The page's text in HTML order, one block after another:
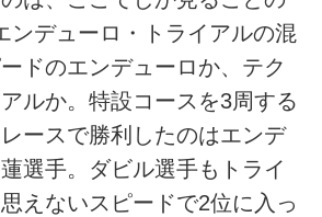
ンデューロ・トライアルの混
ドのエンデューロか、テク
ルか。特設コースを3周する
ースで勝利したのはエンデ
選手。ダビル選手もトライ
えないスピードで2位に入っ